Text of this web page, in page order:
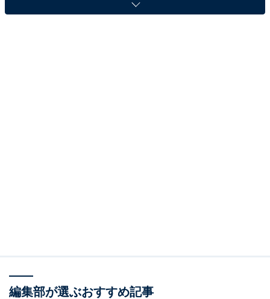
編集部が選ぶおすすめ記事